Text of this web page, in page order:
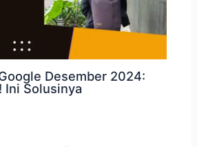
Desember 2024:
Ini Solusinya